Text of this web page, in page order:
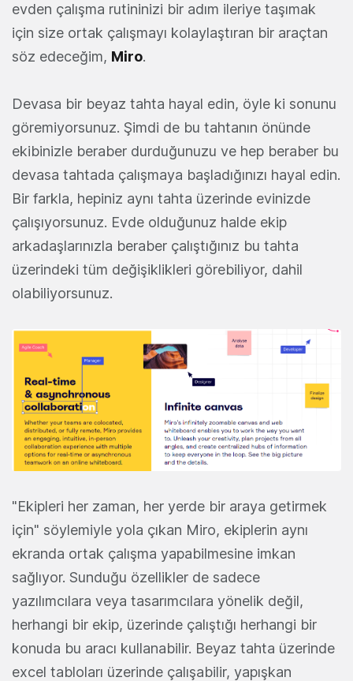
evden çalışma rutininizi bir adım ileriye taşımak
için size ortak çalışmayı kolaylaştıran bir araçtan
söz edeceğim, Miro.
Devasa bir beyaz tahta hayal edin, öyle ki sonunu
göremiyorsunuz. Şimdi de bu tahtanın önünde
ekibinizle beraber durduğunuzu ve hep beraber bu
devasa tahtada çalışmaya başladığınızı hayal edin.
Bir farkla, hepiniz aynı tahta üzerinde evinizde
çalışıyorsunuz. Evde olduğunuz halde ekip
arkadaşlarınızla beraber çalıştığınız bu tahta
üzerindeki tüm değişiklikleri görebiliyor, dahil
olabiliyorsunuz.
"Ekipleri her zaman, her yerde bir araya getirmek
için" söylemiyle yola çıkan Miro, ekiplerin aynı
ekranda ortak çalışma yapabilmesine imkan
sağlıyor. Sunduğu özellikler de sadece
yazılımcılara veya tasarımcılara yönelik değil,
herhangi bir ekip, üzerinde çalıştığı herhangi bir
konuda bu aracı kullanabilir. Beyaz tahta üzerinde
excel tabloları üzerinde çalışabilir, yapışkan